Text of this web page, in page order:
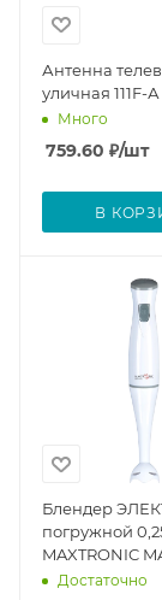
Антенна
уличная 111F-А
Много
759.60 ₽/шт
В
Блендер
погружной 0,25кВт
MAXTRONIC
Достаточно